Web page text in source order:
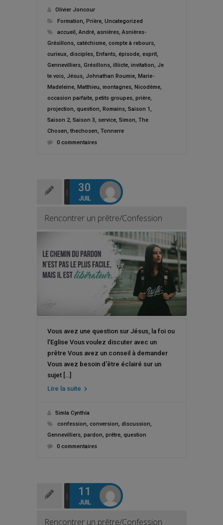
Olivier Joncour
Formation, Prière, Uncategorized
accueil, André, asnières, Asnières-
Grésillons, catéchisme, compte à rebours,
curieux, disciples, Enfants, épisode, esprit,
Gennevilliers, Grésillons, illiicte, invitation, Je
te vois, Jésus, Johnathan Roumie, Marie-
Madeleine, Matthieu, montagnes, Nicodème,
occasion parfaite, petits groupes, prière,
projection, question, Romains, Saison 1,
Saison 2, Saison 3, service, Simon, The
Chosen, thechosen, Tonnerre
0 commentaires
30
JUIL
Rencontrer un prêtre/Confession
Vous avez une question sur Jésus, la foi ou
l’Eglise Vous voulez discuter avec un
prêtre Vous avez un conseil à demander
Vous avez besoin d’être éclairé sur un
sujet […]
Lire la suite
Simla Cynthia
confession, conversion, discussion,
Gennevilliers, pardon, prêtre, question
0 commentaires
11
JUIL
Rencontrer un prêtre/Confession